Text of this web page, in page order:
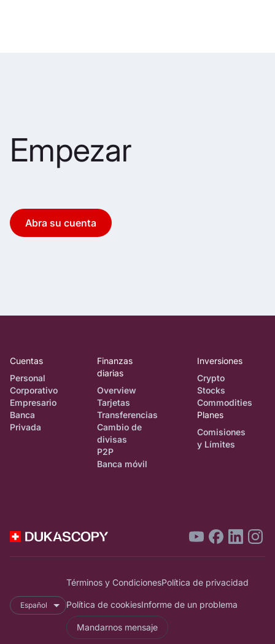
Empezar
Abra su cuenta
Cuentas
Personal
Corporativo
Empresario
Banca
Privada
Finanzas
diarias
Overview
Tarjetas
Transferencias
Cambio de
divisas
P2P
Banca móvil
Inversiones
Crypto
Stocks
Commodities
Planes
Comisiones
y Límites
Español
Términos y CondicionesPolítica de privacidad
Política de cookiesInforme de un problema
Mandarnos mensaje